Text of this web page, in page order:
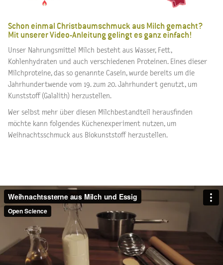
Schon einmal Christbaumschmuck aus Milch gemacht?
Mit unserer Video-Anleitung gelingt es ganz einfach!
Unser Nahrungsmittel Milch besteht aus Wasser, Fett,
Kohlenhydraten und auch verschiedenen Proteinen. Eines dieser
Milchproteine, das so genannte Casein, wurde bereits um die
Jahrhundertwende vom 19. zum 20. Jahrhundert genutzt, um
Kunststoff (Galalith) herzustellen.
Wer selbst mehr über diesen Milchbestandteil herausfinden
möchte kann folgendes Küchenexperiment nutzen, um
Weihnachtsschmuck aus Biokunststoff herzustellen.